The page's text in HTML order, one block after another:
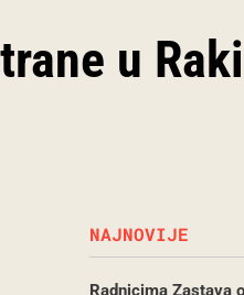
u
NAJNOVIJE
Radnicima Zastava